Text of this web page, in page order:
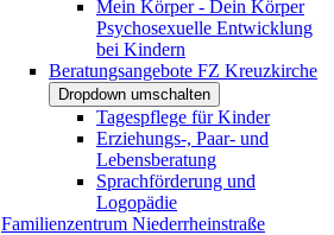
Mein Körper - Dein Körper
Psychosexuelle Entwicklung
bei Kindern
Beratungsangebote FZ Kreuzkirche
Dropdown umschalten
Tagespflege für Kinder
Erziehungs-, Paar- und
Lebensberatung
Sprachförderung und
Logopädie
Familienzentrum Niederrheinstraße